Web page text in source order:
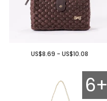
US$8.69 - US$10.08
6+